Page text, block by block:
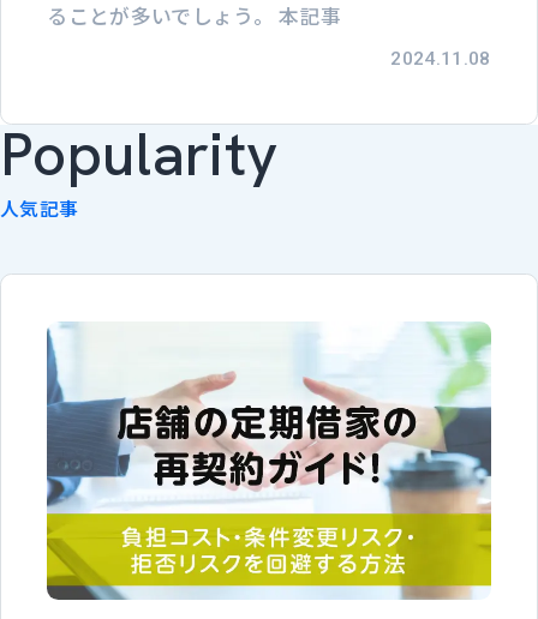
ることが多いでしょう。 本記事
2024.11.08
Popularity
人気記事